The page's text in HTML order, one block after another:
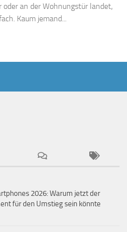
an der Wohnungstür landet,
Kaum jemand...
2026: Warum jetzt der
für den Umstieg sein könnte